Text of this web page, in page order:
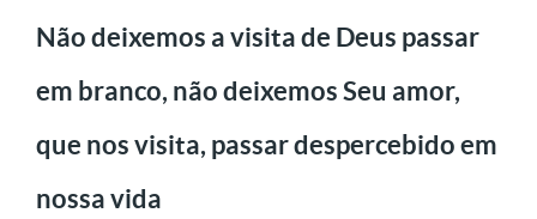
Não deixemos a visita de Deus passar
em branco, não deixemos Seu amor,
que nos visita, passar despercebido em
nossa vida